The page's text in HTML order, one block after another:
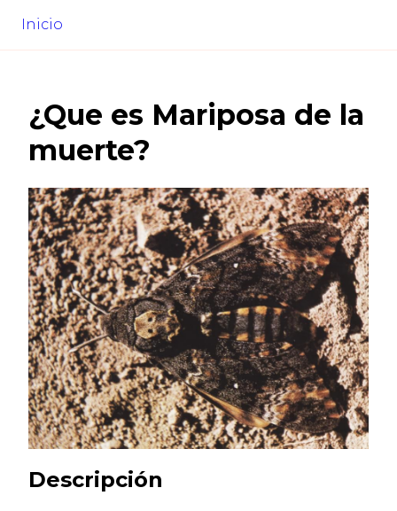
Inicio
¿Que es Mariposa de la
muerte?
Descripción